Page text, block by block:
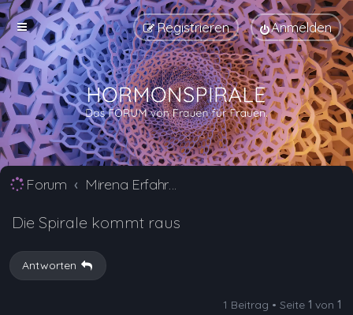
Anmelden
Registrieren
Forum Mirena Erfahrungsberichte und Nebenwirkungen
Die Spirale kommt raus
Antworten
1 Beitrag • Seite 1 von 1